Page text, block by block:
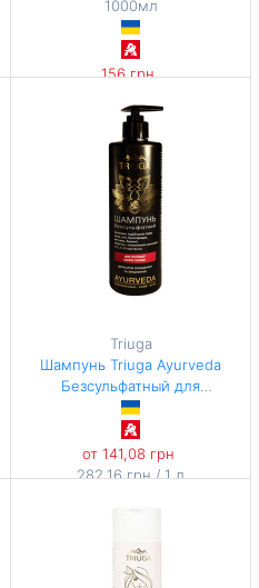
1000мл
156 грн
Triuga
Шампунь Triuga Ayurveda
Безсульфатный для
чувствительной кожи головы
500мл
от 141,08 грн
282,16 грн / 1 л